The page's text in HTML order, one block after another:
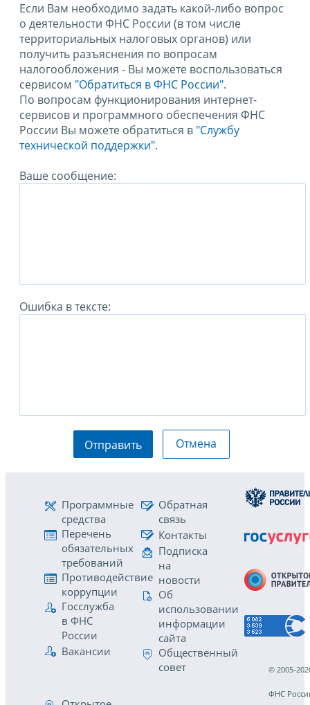
Если Вам необходимо задать какой-либо вопрос
о деятельности ФНС России (в том числе
территориальных налоговых органов) или
получить разъяснения по вопросам
налогообложения - Вы можете воспользоваться
сервисом "Обратиться в ФНС России".
По вопросам функционирования интернет-
сервисов и программного обеспечения ФНС
России Вы можете обратиться в "Службу
технической поддержки".
Ваше сообщение:
Ошибка в тексте:
Отправить Отмена
Программные
средства
Перечень
обязательных
требований
Противодействие
коррупции
Госслужба
в ФНС
России
Вакансии
Обратная
связь
Контакты
Подписка
на
новости
Об
использовании
информации
сайта
Общественный
совет
© 2005-
ФНС